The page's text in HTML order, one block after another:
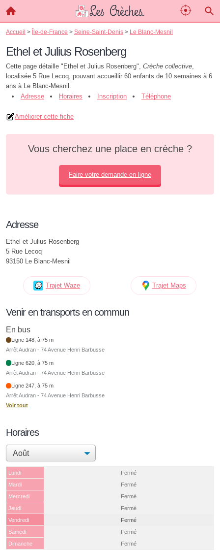
Accueil > Île-de-France > Seine-Saint-Denis > Le Blanc-Mesnil
Ethel et Julius Rosenberg
Cette page détaille "Ethel et Julius Rosenberg", Crèche collective,
localisée 5 Rue Lecoq, pouvant accueillir 60 enfants de 10 semaines à 6
ans à Le Blanc-Mesnil.
Adresse
Horaires Inscription Téléphone
Améliorer cette fiche
Vous cherchez une place en crèche ?
Faire votre demande en ligne
Adresse
Ethel et Julius Rosenberg
5 Rue Lecoq
93150 Le Blanc-Mesnil
Trajet Waze Trajet Maps
Venir en transports en commun
En bus
Ligne 148, à 75 m
Arrêt Audran - 74 Avenue Henri Barbusse
Ligne 620, à 75 m
Arrêt Audran - 74 Avenue Henri Barbusse
Ligne 247, à 75 m
Arrêt Audran - 74 Avenue Henri Barbusse
Voir tout
Horaires
Lundi
Fermé
Mardi
Fermé
Mercredi
Fermé
Jeudi
Fermé
Vendredi
Fermé
Samedi
Fermé
Dimanche
Fermé